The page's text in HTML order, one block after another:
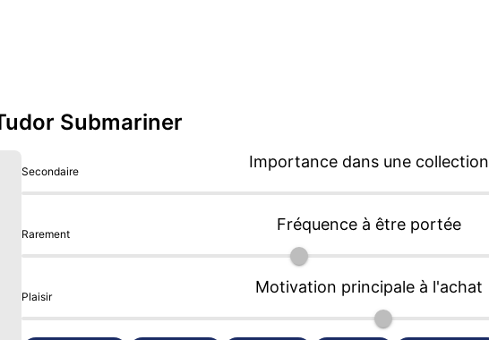
Submariner
Secondaire
Importance dans une collection
Rarement
Fréquence à être portée
Plaisir
Motivation principale à l'achat